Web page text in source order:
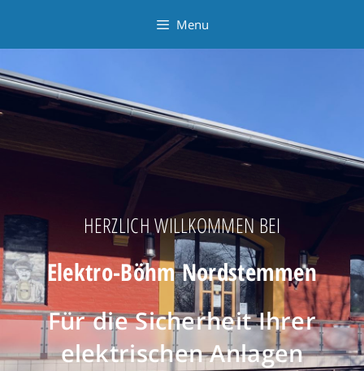
Menu
HERZLICH WILLKOMMEN BEI
Elektro-Böhm Nordstemmen
Für die Sicherheit Ihrer
elektrischen Anlagen